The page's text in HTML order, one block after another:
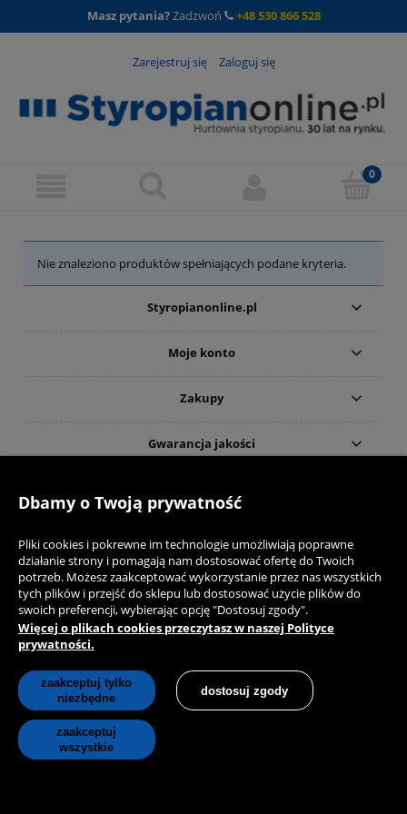
Masz pytania?Zadzwoń +48 530 866 528
Zarejestruj się Zaloguj się
Nie znaleziono produktów spełniających podane kryteria.
Styropianonline.pl
Moje konto
Zakupy
Gwarancja jakości
pokaż pełną wersję strony
Sklep internetowy Shoper.pl
Dbamy o Twoją prywatność
Pliki cookies i pokrewne im technologie umożliwiają poprawne
działanie strony i pomagają nam dostosować ofertę do Twoich
potrzeb. Możesz zaakceptować wykorzystanie przez nas wszystkich
tych plików i przejść do sklepu lub dostosować użycie plików do
swoich preferencji, wybierając opcję "Dostosuj zgody".
Więcej o plikach cookies przeczytasz w naszej Polityce
prywatności.
zaakceptuj tylko
niezbędne
dostosuj zgody
zaakceptuj
wszystkie